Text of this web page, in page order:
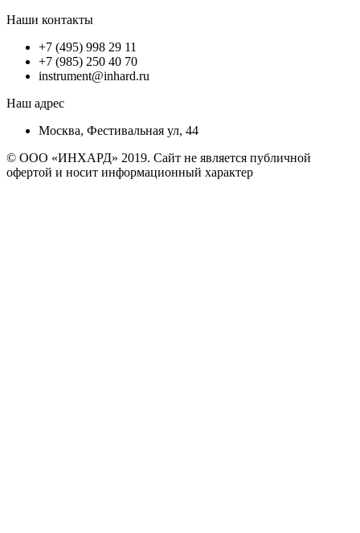
Наши контакты
+7 (495) 998 29 11
+7 (985) 250 40 70
instrument@inhard.ru
Наш адрес
Москва, Фестивальная ул, 44
© ООО «ИНХАРД» 2019. Сайт не является публичной
офертой и носит информационный характер